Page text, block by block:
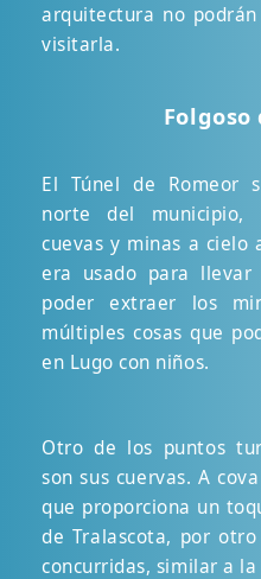
arquitectura no
visitarla.
Folgoso
El Túnel de Romeor
norte del
cuevas y minas a cielo
era usado para
poder extraer los
múltiples cosas que
en Lugo con niños.
Otro de los puntos
son sus cuervas. A
que proporciona un
de Tralascota, por
concurridas, similar a